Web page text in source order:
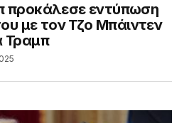
προκάλεσε εντύπωση
με τον Τζο Μπάιντεν
Τραμπ